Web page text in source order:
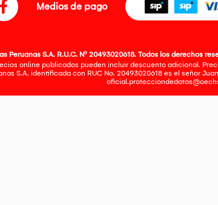
Medios de pago
Peruanas S.A. R.U.C. Nº 20493020618. Todos los derechos
online publicados pueden incluir descuento adicional.
S.A. identificada con RUC No. 20493020618 es el señor